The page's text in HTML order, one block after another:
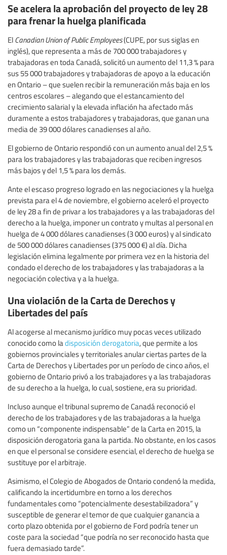
Se acelera la aprobación del proyecto de ley 28
para frenar la huelga planificada
El Canadian Union of Public Employees(CUPE, por sus siglas en
inglés), que representa a más de 700 000 trabajadores y
trabajadoras en toda Canadá, solicitó un aumento del 11,3 % para
sus 55 000 trabajadores y trabajadoras de apoyo a la educación
en Ontario – que suelen recibir la remuneración más baja en los
centros escolares – alegando que el estancamiento del
crecimiento salarial y la elevada inflación ha afectado más
duramente a estos trabajadores y trabajadoras, que ganan una
media de 39 000 dólares canadienses al año.
El gobierno de Ontario respondió con un aumento anual del 2,5 %
para los trabajadores y las trabajadoras que reciben ingresos
más bajos y del 1,5 % para los demás.
Ante el escaso progreso logrado en las negociaciones y la huelga
prevista para el 4 de noviembre, el gobierno aceleró el proyecto
de ley 28 a fin de privar a los trabajadores y a las trabajadoras del
derecho a la huelga, imponer un contrato y multas al personal en
huelga de 4 000 dólares canadienses (3 000 euros) y al sindicato
de 500 000 dólares canadienses (375 000 €) al día. Dicha
legislación elimina legalmente por primera vez en la historia del
condado el derecho de los trabajadores y las trabajadoras a la
negociación colectiva y a la huelga.
Una violación de la Carta de Derechos y
Libertades del país
Al acogerse al mecanismo jurídico muy pocas veces utilizado
conocido como ladisposición derogatoria, que permite a los
gobiernos provinciales y territoriales anular ciertas partes de la
Carta de Derechos y Libertades por un período de cinco años, el
gobierno de Ontario privó a los trabajadores y a las trabajadoras
de su derecho a la huelga, lo cual, sostiene, era su prioridad.
Incluso aunque el tribunal supremo de Canadá reconoció el
derecho de los trabajadores y de las trabajadoras a la huelga
como un “componente indispensable” de la Carta en 2015, la
disposición derogatoria gana la partida. No obstante, en los casos
en que el personal se considere esencial, el derecho de huelga se
sustituye por el arbitraje.
Asimismo, el Colegio de Abogados de Ontario condenó la medida,
calificando la incertidumbre en torno a los derechos
fundamentales como “potencialmente desestabilizadora” y
susceptible de generar el temor de que cualquier ganancia a
corto plazo obtenida por el gobierno de Ford podría tener un
coste para la sociedad “que podría no ser reconocido hasta que
fuera demasiado tarde”.